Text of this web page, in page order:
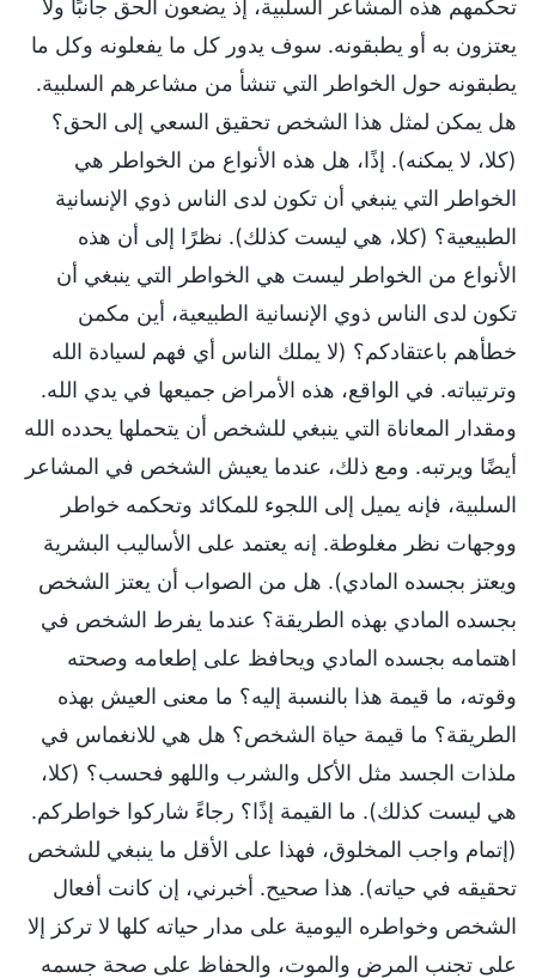
تحكمهم هذه المشاعر السلبية، إذ يضعون الحق جانبًا ولا
يعتزون به أو يطبقونه. سوف يدور كل ما يفعلونه وكل ما
يطبقونه حول الخواطر التي تنشأ من مشاعرهم السلبية.
هل يمكن لمثل هذا الشخص تحقيق السعي إلى الحق؟
(كلا، لا يمكنه). إذًا، هل هذه الأنواع من الخواطر هي
الخواطر التي ينبغي أن تكون لدى الناس ذوي الإنسانية
الطبيعية؟ (كلا، هي ليست كذلك). نظرًا إلى أن هذه
الأنواع من الخواطر ليست هي الخواطر التي ينبغي أن
تكون لدى الناس ذوي الإنسانية الطبيعية، أين مكمن
خطأهم باعتقادكم؟ (لا يملك الناس أي فهم لسيادة الله
وترتيباته. في الواقع، هذه الأمراض جميعها في يدي الله.
ومقدار المعاناة التي ينبغي للشخص أن يتحملها يحدده الله
أيضًا ويرتبه. ومع ذلك، عندما يعيش الشخص في المشاعر
السلبية، فإنه يميل إلى اللجوء للمكائد وتحكمه خواطر
ووجهات نظر مغلوطة. إنه يعتمد على الأساليب البشرية
ويعتز بجسده المادي). هل من الصواب أن يعتز الشخص
بجسده المادي بهذه الطريقة؟ عندما يفرط الشخص في
اهتمامه بجسده المادي ويحافظ على إطعامه وصحته
وقوته، ما قيمة هذا بالنسبة إليه؟ ما معنى العيش بهذه
الطريقة؟ ما قيمة حياة الشخص؟ هل هي للانغماس في
ملذات الجسد مثل الأكل والشرب واللهو فحسب؟ (كلا،
هي ليست كذلك). ما القيمة إذًا؟ رجاءً شاركوا خواطركم.
(إتمام واجب المخلوق، فهذا على الأقل ما ينبغي للشخص
تحقيقه في حياته). هذا صحيح. أخبرني، إن كانت أفعال
الشخص وخواطره اليومية على مدار حياته كلها لا تركز إلا
على تجنب المرض والموت، والحفاظ على صحة جسمه